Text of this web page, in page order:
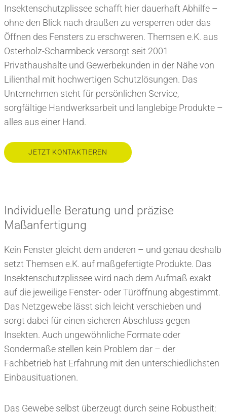
Insektenschutzplissee schafft hier dauerhaft Abhilfe –
ohne den Blick nach draußen zu versperren oder das
Öffnen des Fensters zu erschweren. Themsen e.K. aus
Osterholz-Scharmbeck versorgt seit 2001
Privathaushalte und Gewerbekunden in der Nähe von
Lilienthal mit hochwertigen Schutzlösungen. Das
Unternehmen steht für persönlichen Service,
sorgfältige Handwerksarbeit und langlebige Produkte –
alles aus einer Hand.
JETZT KONTAKTIEREN
Individuelle Beratung und präzise
Maßanfertigung
Kein Fenster gleicht dem anderen – und genau deshalb
setzt Themsen e.K. auf maßgefertigte Produkte. Das
Insektenschutzplissee wird nach dem Aufmaß exakt
auf die jeweilige Fenster- oder Türöffnung abgestimmt.
Das Netzgewebe lässt sich leicht verschieben und
sorgt dabei für einen sicheren Abschluss gegen
Insekten. Auch ungewöhnliche Formate oder
Sondermaße stellen kein Problem dar – der
Fachbetrieb hat Erfahrung mit den unterschiedlichsten
Einbausituationen.
Das Gewebe selbst überzeugt durch seine Robustheit: